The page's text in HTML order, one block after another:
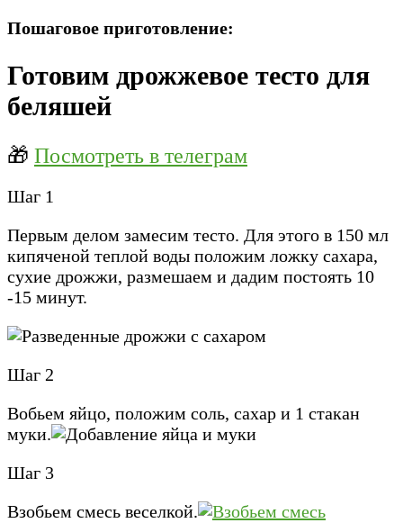
Пошаговое приготовление:
Готовим дрожжевое тесто для
беляшей
🎁 Посмотреть в телеграм
Шаг 1
Первым делом замесим тесто. Для этого в 150 мл
кипяченой теплой воды положим ложку сахара,
сухие дрожжи, размешаем и дадим постоять 10
-15 минут.
Шаг 2
Вобьем яйцо, положим соль, сахар и 1 стакан
муки.
Шаг 3
Взобьем смесь веселкой.